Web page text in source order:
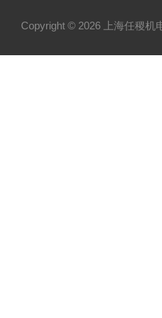
Copyright © 2026 上海任稷